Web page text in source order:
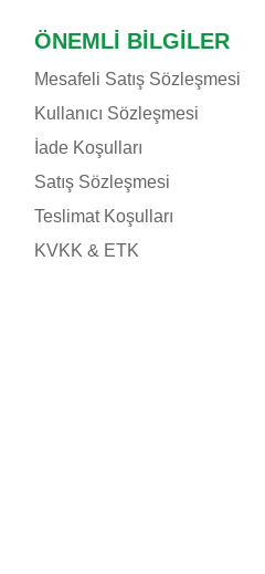
ÖNEMLI BILGILER
Mesafeli Satış Sözleşmesi
Kullanıcı Sözleşmesi
İade Koşulları
Satış Sözleşmesi
Teslimat Koşulları
KVKK & ETK